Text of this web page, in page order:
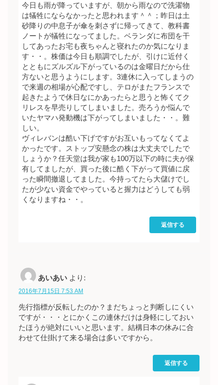
今日も雨が降っていますが、朝から雨なので洗濯物
は犠牲にならなかったと思われます＾＾；昨日は土
砂降りの中息子が傘を刺さずに帰ってきて、教科書
ノートが犠牲になってました。ベランダに布団を干
してあったお宅も夜ちゃんと寝れたのか気になりま
す・・。株価は今日も順調でしたが、引けに近付く
とともにズルズル下がっているのは金曜日だから仕
方ないと思うようにします。3連休に入ってしまうの
で来週の相場が心配ですし、テロがまたフランスで
起きたようで休日なにかあったらと思うと怖くてク
リレスを早売りしてしまいました。売ろうか悩んで
いたヤマハ発動機は下がってしまいました・・。難
しい。
ヴィレバンは酷い下げですがお互いもってなくてよ
かったです。ストップ安懸念の株は大丈夫でしたで
しょうか？任天堂は我が家も100万以下の時に夫が保
有してましたが、買った後に酷く下がって買値に戻
った瞬間撤退してました。今持ってたら大儲けでし
たが少ない資金でやっていると握力はどうしても弱
くなりますね・・。
返信する
あいあい より:
2016年7月15日 7:53 AM
先行指標が反転したのか？まだちょっと判断しにくい
ですが・・・とにかくこの連休だけは身軽にしておい
たほうが絶対にいいと思います。結構日本の休みに合
わせて仕掛けて来る場合は多いですから。
返信する